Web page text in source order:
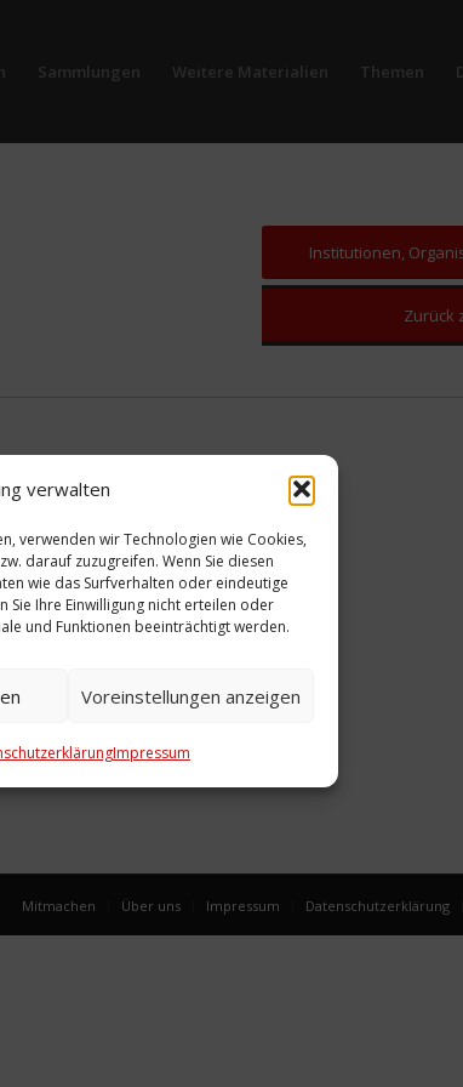
verwalten
verwenden wir Technologien wie Cookies,
darauf zuzugreifen. Wenn Sie diesen
wie das Surfverhalten oder eindeutige
Sie Ihre Einwilligung nicht erteilen oder
und Funktionen beeinträchtigt werden.
Voreinstellungen anzeigen
Impressum
Sammlungen Weitere Materialien Themen
Institutionen,
Zurück
Mitmachen Über uns Impressum Datenschutzerklärung